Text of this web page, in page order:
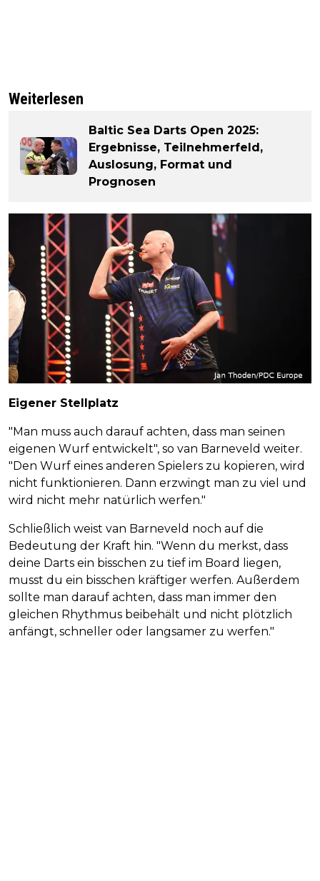
Weiterlesen
Baltic Sea Darts Open 2025:
Ergebnisse, Teilnehmerfeld,
Auslosung, Format und
Prognosen
Eigener Stellplatz
"Man muss auch darauf achten, dass man seinen
eigenen Wurf entwickelt", so van Barneveld weiter.
"Den Wurf eines anderen Spielers zu kopieren, wird
nicht funktionieren. Dann erzwingt man zu viel und
wird nicht mehr natürlich werfen."
Schließlich weist van Barneveld noch auf die
Bedeutung der Kraft hin. "Wenn du merkst, dass
deine Darts ein bisschen zu tief im Board liegen,
musst du ein bisschen kräftiger werfen. Außerdem
sollte man darauf achten, dass man immer den
gleichen Rhythmus beibehält und nicht plötzlich
anfängt, schneller oder langsamer zu werfen."